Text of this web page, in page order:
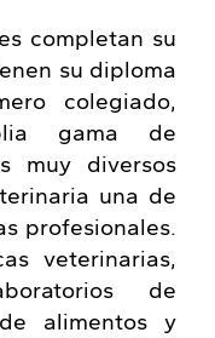
completan su
su diploma
colegiado,
gama de
muy diversos
una de
profesionales.
veterinarias,
de
alimentos y